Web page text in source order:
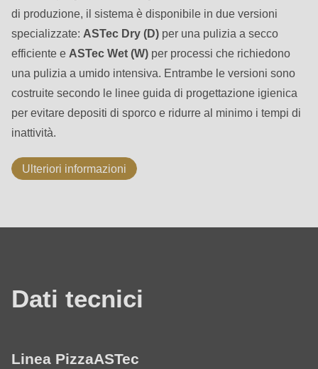
di produzione, il sistema è disponibile in due versioni
specializzate: ASTec Dry (D) per una pulizia a secco
efficiente e ASTec Wet (W) per processi che richiedono
una pulizia a umido intensiva. Entrambe le versioni sono
costruite secondo le linee guida di progettazione igienica
per evitare depositi di sporco e ridurre al minimo i tempi di
inattività.
Ulteriori informazioni
Dati tecnici
Linea PizzaASTec